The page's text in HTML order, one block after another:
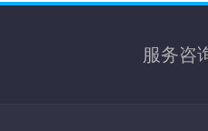
服务咨